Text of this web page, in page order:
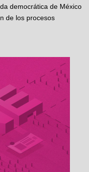
democrática de México
de los procesos